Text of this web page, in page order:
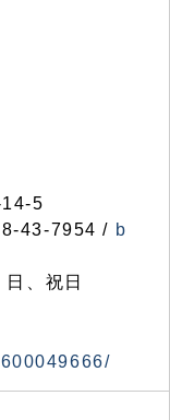
5
43-7954 / b
、祝日